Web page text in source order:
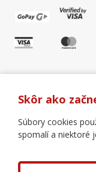
Všeobecné
Copyright © 2018
Skôr ako
Súbory cookies
spomalí a niektoré